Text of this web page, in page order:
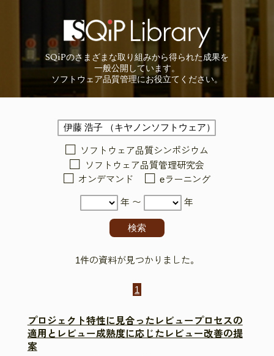
SQiPのさまざまな取り組みから得られた成果を
一般公開しています。
ソフトウェア品質管理にお役立てください。
ソフトウェア品質シンポジウム
ソフトウェア品質管理研究会
オンデマンド
eラーニング
年 〜 年
1件の資料が見つかりました。
1
プロジェクト特性に見合ったレビュープロセスの
適用とレビュー成熟度に応じたレビュー改善の提
案